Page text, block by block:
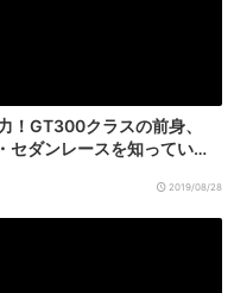
！GT300クラスの前身、
セダンレースを知ってい…
2019/08/28